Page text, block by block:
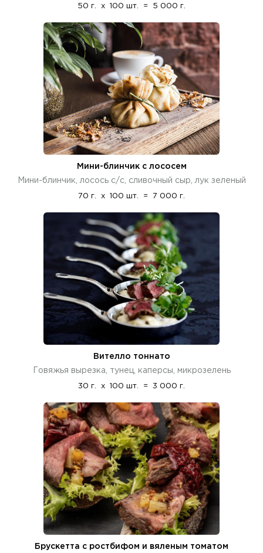
50 г. x 100 шт. = 5 000 г.
Мини-блинчик с лососем
Мини-блинчик, лосось с/с, сливочный сыр, лук зеленый
70 г. x 100 шт. = 7 000 г.
Вителло тоннато
Говяжья вырезка, тунец, каперсы, микрозелень
30 г. x 100 шт. = 3 000 г.
Брускетта с ростбифом и вяленым томатом